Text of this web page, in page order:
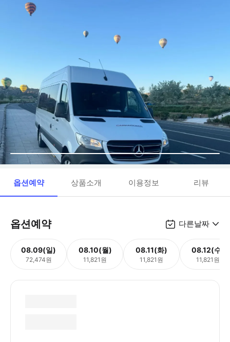
옵션예약 상품소개 이용정보 리뷰
옵션예약 다른날짜
08.09(일)
72,474원
08.10(월)
11,821원
08.11(화)
11,821원
08.12(수)
11,821원